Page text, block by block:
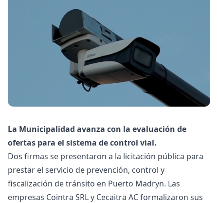
La Municipalidad avanza con la evaluación de
ofertas para el sistema de control vial.
Dos firmas se presentaron a la licitación pública para
prestar el servicio de prevención, control y
fiscalización de tránsito en Puerto Madryn. Las
empresas Cointra SRL y Cecaitra AC formalizaron sus